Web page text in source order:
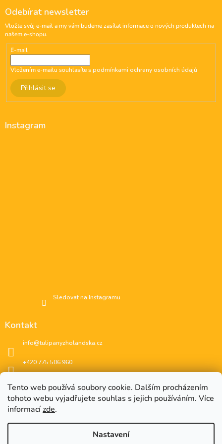
Tento web používá soubory cookie. Dalším procházením
tohoto webu vyjadřujete souhlas s jejich používáním. Více
informacízde.
Nastavení
Odebírat newsletter
Vložte svůj e-mail a my vám budeme zasílat informace o nových produktech na
našem e-shopu.
E-mail
Vložením e-mailu souhlasíte spodmínkami ochrany osobních údajů
Přihlásit se
Instagram
Sledovat na Instagramu
Kontakt
info@tulipanyzholandska.cz
+420 775 506 960
instagram